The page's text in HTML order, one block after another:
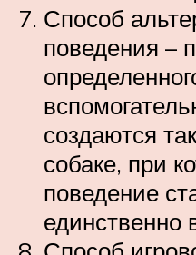
Способ
поведения –
создаются
собаке, при
поведение